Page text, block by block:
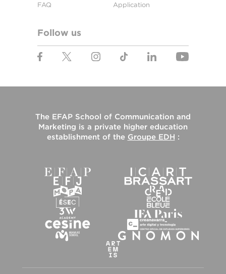
FAQ
Application
Follow us
The EFAP School of Communication and
Marketing is a private higher education
establishment of the Groupe EDH :